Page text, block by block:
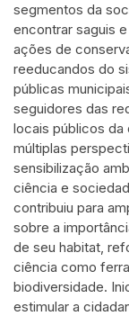
segmentos da
encontrar saguis
ações de
reeducandos do
públicas
seguidores das
locais públicos da
múltiplas
sensibilização
ciência e
contribuiu para
sobre a
de seu habitat,
ciência como
biodiversidade.
estimular a